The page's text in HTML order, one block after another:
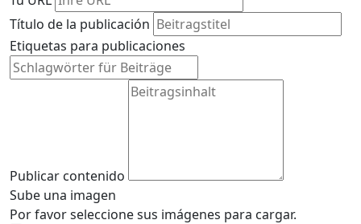
Título de la publicación
Etiquetas para publicaciones
Publicar contenido
Sube una imagen
Por favor seleccione sus imágenes para cargar.